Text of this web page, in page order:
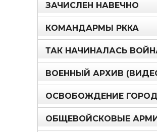
ЗАЧИСЛЕН НАВЕЧНО
КОМАНДАРМЫ РККА
ТАК НАЧИНАЛАСЬ
ВОЕННЫЙ АРХИВ
ОСВОБОЖДЕНИЕ
ОБЩЕВОЙСКОВЫЕ